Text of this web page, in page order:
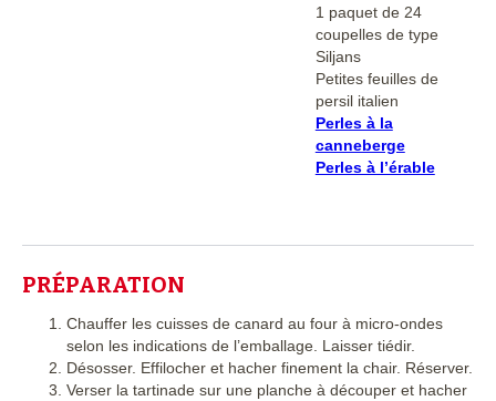
1 paquet de 24
coupelles de type
Siljans
Petites feuilles de
persil italien
Perles à la
canneberge
Perles à l’érable
PRÉPARATION
Chauffer les cuisses de canard au four à micro-ondes
selon les indications de l’emballage. Laisser tiédir.
Désosser. Effilocher et hacher finement la chair. Réserver.
Verser la tartinade sur une planche à découper et hacher